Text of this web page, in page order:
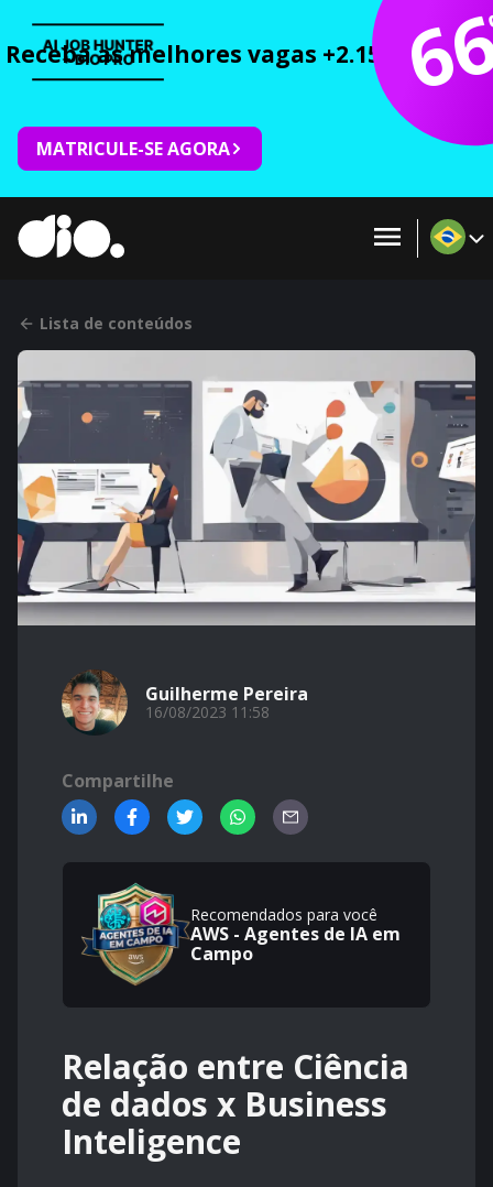
Receba as melhores vagas +2.150 cursos
MATRICULE-SE AGORA
Lista de conteúdos
Guilherme Pereira
16/08/2023 11:58
Compartilhe
Recomendados para você
AWS - Agentes de IA em
Campo
Relação entre Ciência
de dados x Business
Inteligence